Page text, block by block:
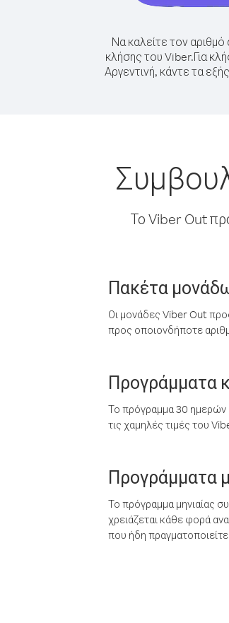
Να καλείτε τον
κλήσης του Viber.Για
Αργεντινή, κάντε τα
Το Viber Out
Πακέτα
Οι μονάδες Viber Out
προς οποιονδήποτε
Προγράμματα
Το πρόγραμμα 30 ημερών
τις χαμηλές τιμές του
Προγράμματα
Το πρόγραμμα μηνιαίας
χρειάζεται κάθε φορά
που ήδη